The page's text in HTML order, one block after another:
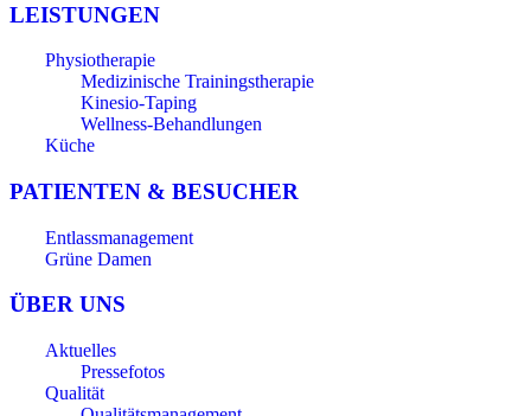
LEISTUNGEN
Physiotherapie
Medizinische Trainingstherapie
Kinesio-Taping
Wellness-Behandlungen
Küche
PATIENTEN & BESUCHER
Entlassmanagement
Grüne Damen
ÜBER UNS
Aktuelles
Pressefotos
Qualität